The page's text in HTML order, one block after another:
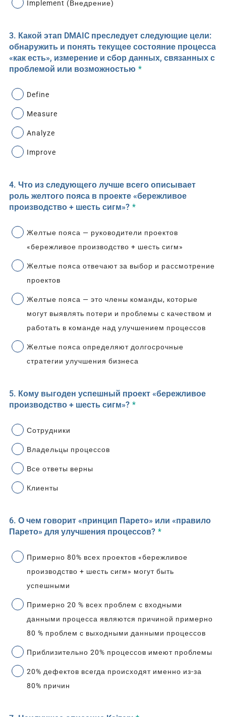
Implement (Внедрение)
3. Какой этап DMAIC преследует следующие цели:
обнаружить и понять текущее состояние процесса
«как есть», измерение и сбор данных, связанных с
проблемой или возможностью *
Define
Measure
Analyze
Improve
4. Что из следующего лучше всего описывает
роль желтого пояса в проекте «бережливое
производство + шесть сигм»? *
Желтые пояса — руководители проектов
«бережливое производство + шесть сигм»
Желтые пояса отвечают за выбор и рассмотрение
проектов
Желтые пояса — это члены команды, которые
могут выявлять потери и проблемы с качеством и
работать в команде над улучшением процессов
Желтые пояса определяют долгосрочные
стратегии улучшения бизнеса
5. Кому выгоден успешный проект «бережливое
производство + шесть сигм»? *
Сотрудники
Владельцы процессов
Все ответы верны
Клиенты
6. О чем говорит «принцип Парето» или «правило
Парето» для улучшения процессов? *
Примерно 80% всех проектов «бережливое
производство + шесть сигм» могут быть
успешными
Примерно 20 % всех проблем с входными
данными процесса являются причиной примерно
80 % проблем с выходными данными процессов
Приблизительно 20% процессов имеют проблемы
20% дефектов всегда происходят именно из-за
80% причин